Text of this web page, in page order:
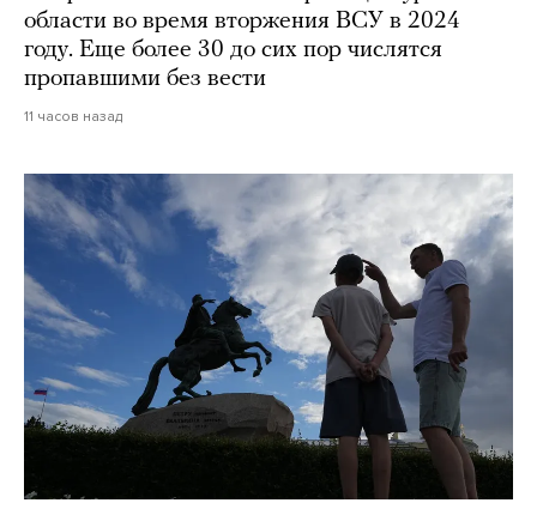
области во время вторжения ВСУ в 2024
году. Еще более 30 до сих пор числятся
пропавшими без вести
11 часов назад